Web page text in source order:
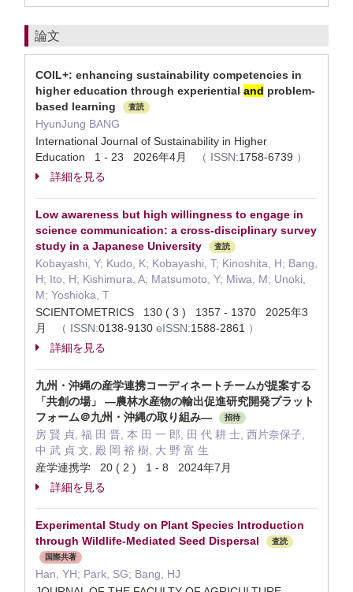
論文
COIL+: enhancing sustainability competencies in
higher education through experiential and problem-
based learning
査読
HyunJung BANG
International Journal of Sustainability in Higher
Education 1 - 23 2026年4月
（ ISSN:1758-6739 ）
詳細を見る
Low awareness but high willingness to engage in
science communication: a cross-disciplinary survey
study in a Japanese University
査読
Kobayashi, Y; Kudo, K; Kobayashi, T; Kinoshita, H; Bang,
H; Ito, H; Kishimura, A; Matsumoto, Y; Miwa, M; Unoki,
M; Yoshioka, T
SCIENTOMETRICS 130 ( 3 ) 1357 - 1370 2025年3
月
（ ISSN:0138-9130 eISSN:1588-2861 ）
詳細を見る
九州・沖縄の産学連携コーディネートチームが提案する
「共創の場」 ―農林水産物の輸出促進研究開発プラット
フォーム＠九州・沖縄の取り組み―
招待
房 賢 貞, 福 田 晋, 本 田 一 郎, 田 代 耕 士, 西片奈保子,
中 武 貞 文, 殿 岡 裕 樹, 大 野 富 生
産学連携学 20 ( 2 ) 1 - 8 2024年7月
詳細を見る
Experimental Study on Plant Species Introduction
through Wildlife-Mediated Seed Dispersal
査読
国際共著
Han, YH; Park, SG; Bang, HJ